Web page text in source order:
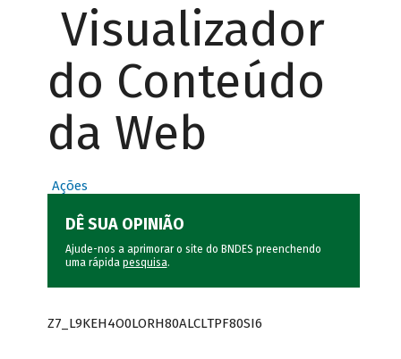
Visualizador
do Conteúdo
da Web
Ações
DÊ SUA OPINIÃO
Ajude-nos a aprimorar o site do BNDES preenchendo
uma rápida pesquisa.
Z7_L9KEH4O0LORH80ALCLTPF80SI6